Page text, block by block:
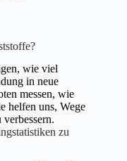
wie viel
in neue
messen, wie
helfen uns, Wege
zu